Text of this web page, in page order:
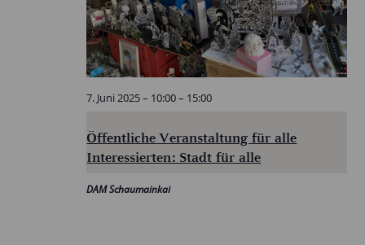
Öffentliche Veranstaltung für alle
Interessierten: Stadt für alle
7. Juni 2025 – 10:00– 15:00
DAM Schaumainkai